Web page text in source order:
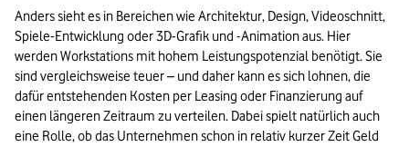
Anders sieht es in Bereichen wie Architektur, Design, Videoschnitt,
Spiele-Entwicklung oder 3D-Grafik und -Animation aus. Hier
werden Workstations mit hohem Leistungspotenzial benötigt. Sie
sind vergleichsweise teuer – und daher kann es sich lohnen, die
dafür entstehenden Kosten per Leasing oder Finanzierung auf
einen längeren Zeitraum zu verteilen. Dabei spielt natürlich auch
eine Rolle, ob das Unternehmen schon in relativ kurzer Zeit Geld